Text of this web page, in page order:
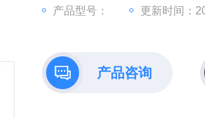
产品型号： 更新时间：
产品咨询